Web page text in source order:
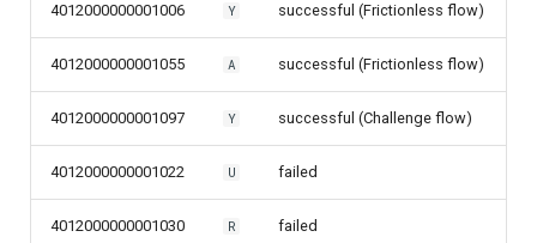
4012000000001006 Y successful (Frictionless flow)
4012000000001055 A successful (Frictionless flow)
4012000000001097 Y successful (Challenge flow)
4012000000001022 U failed
4012000000001030 R failed